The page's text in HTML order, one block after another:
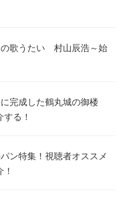
の歌うたい 村山辰浩～始
完成した鶴丸城の御楼
る！
ン特集！視聴者オススメ